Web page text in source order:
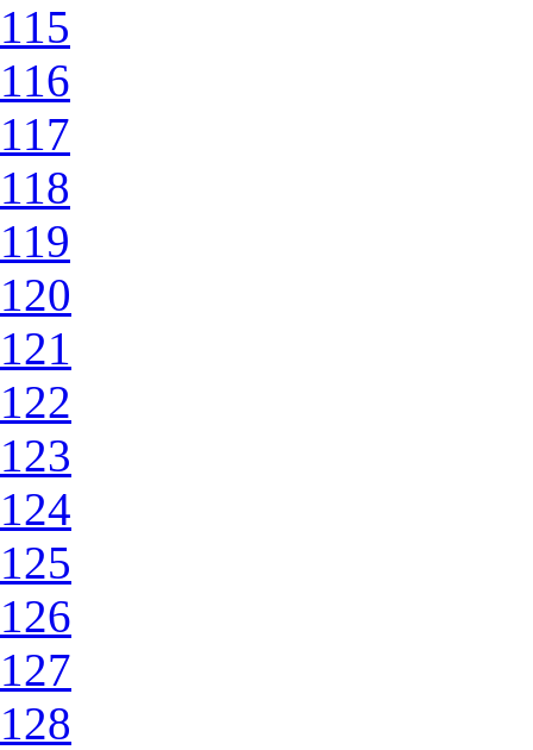
115
116
117
118
119
120
121
122
123
124
125
126
127
128